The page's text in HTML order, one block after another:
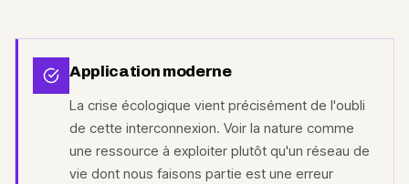
Application moderne
La crise écologique vient précisément de l'oubli
de cette interconnexion. Voir la nature comme
une ressource à exploiter plutôt qu'un réseau de
vie dont nous faisons partie est une erreur